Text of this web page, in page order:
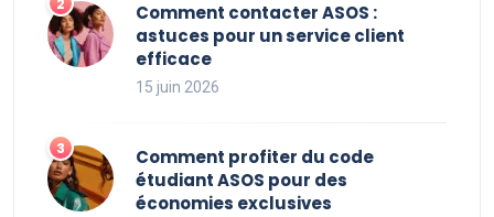
Comment contacter ASOS :
astuces pour un service client
efficace
15 juin 2026
Comment profiter du code
étudiant ASOS pour des
économies exclusives